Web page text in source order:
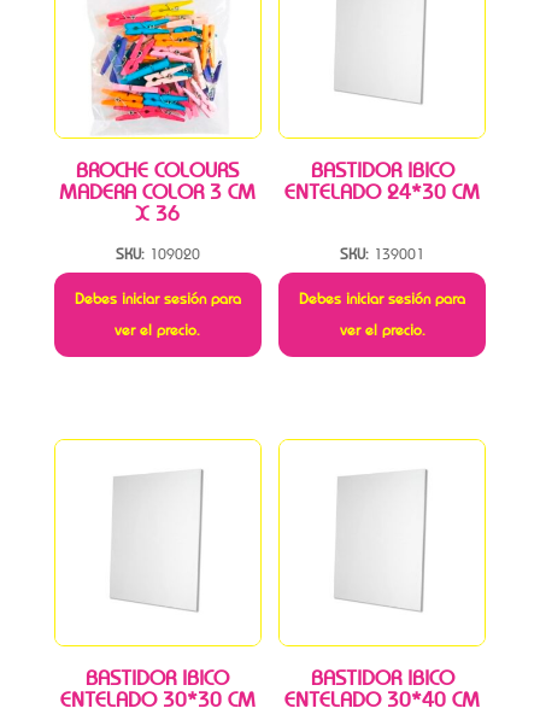
BROCHE COLOURS
MADERA COLOR 3 CM
X 36
SKU: 109020
Debes iniciar sesión para
ver el precio.
BASTIDOR IBICO
ENTELADO 24*30 CM
SKU: 139001
Debes iniciar sesión para
ver el precio.
BASTIDOR IBICO
ENTELADO 30*30 CM
BASTIDOR IBICO
ENTELADO 30*40 CM